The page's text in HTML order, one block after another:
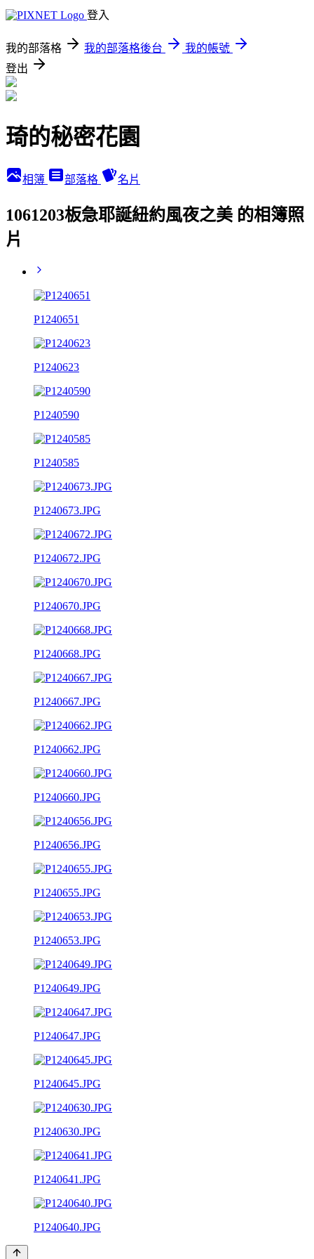
登入
我的部落格 我的部落格後台
我的帳號
登出
琦的秘密花園
相簿 部落格 名片
1061203板急耶誕紐約風夜之美 的相簿照
片
P1240651
P1240623
P1240590
P1240585
P1240673.JPG
P1240672.JPG
P1240670.JPG
P1240668.JPG
P1240667.JPG
P1240662.JPG
P1240660.JPG
P1240656.JPG
P1240655.JPG
P1240653.JPG
P1240649.JPG
P1240647.JPG
P1240645.JPG
P1240630.JPG
P1240641.JPG
P1240640.JPG